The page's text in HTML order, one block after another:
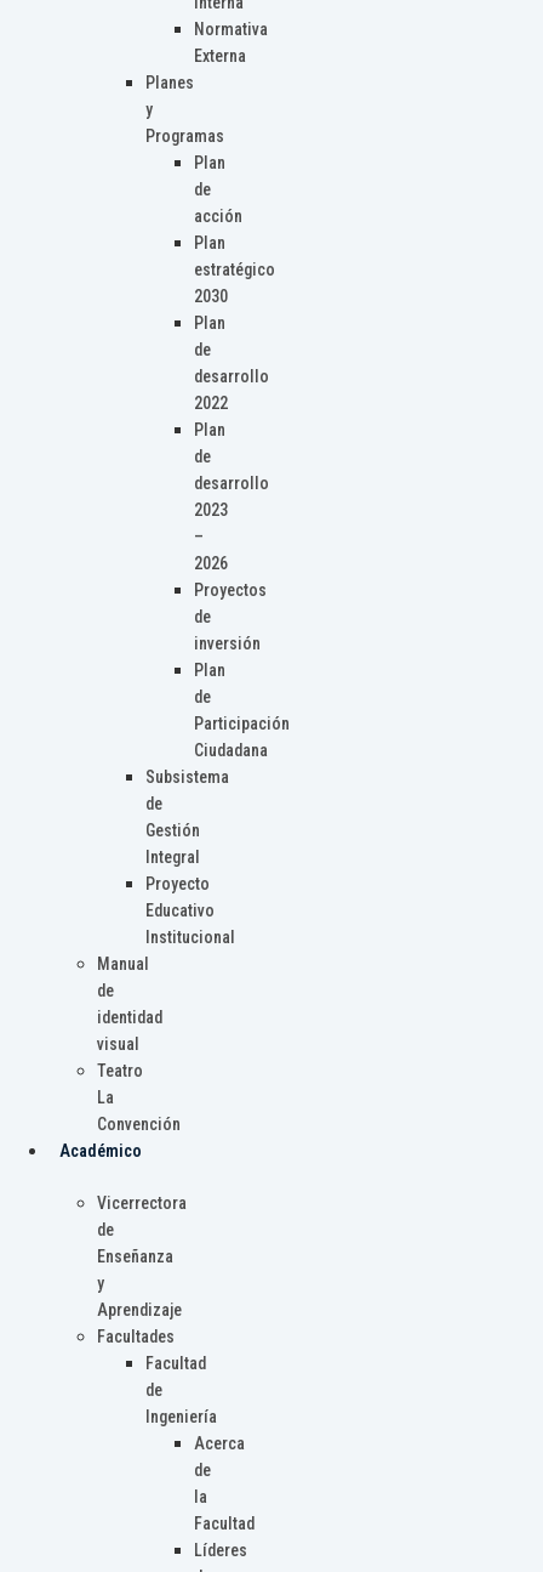
Normativa
Externa
Planes
y
Programas
Plan
de
acción
Plan
estratégico
2030
Plan
de
desarrollo
2022
Plan
de
desarrollo
2023
–
2026
Proyectos
de
inversión
Plan
de
Participación
Ciudadana
Subsistema
de
Gestión
Integral
Proyecto
Educativo
Institucional
Manual
de
identidad
visual
Teatro
La
Convención
Académico
Vicerrectora
de
Enseñanza
y
Aprendizaje
Facultades
Facultad
de
Ingeniería
Acerca
de
la
Facultad
Líderes